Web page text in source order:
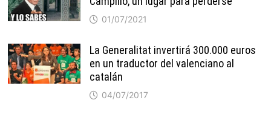
01/07/2021
La Generalitat invertirá 300.000 euros
en un traductor del valenciano al
catalán
04/07/2017